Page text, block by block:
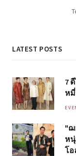
LATEST POSTS
7
ห
"ฌ
ห
โอ